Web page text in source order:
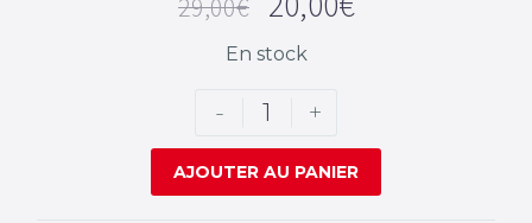
En stock
- +
AJOUTER AU PANIER